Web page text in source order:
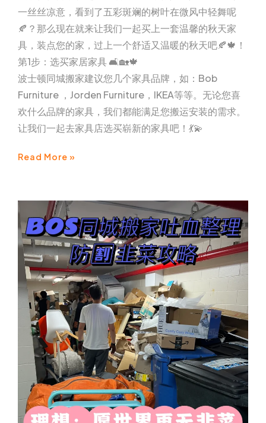
一丝丝凉意，看到了五彩斑斓的树叶在微风中轻舞呢
🍂？那么现在就来让我们一起买上一套温馨的秋天家
具，装点您的家，过上一个舒适又温暖的秋天吧🍂🍁！
第1步：选买家居家具 🛋🏡🍁
波士顿同城搬家建议您几个家具品牌，如：Bob
Furniture ，Jorden Furniture，IKEA等等。无论您喜
欢什么品牌的家具，我们都能满足您搬运安装的需求。
让我们一起去家具店选买崭新的家具吧！💃💫
Read More »